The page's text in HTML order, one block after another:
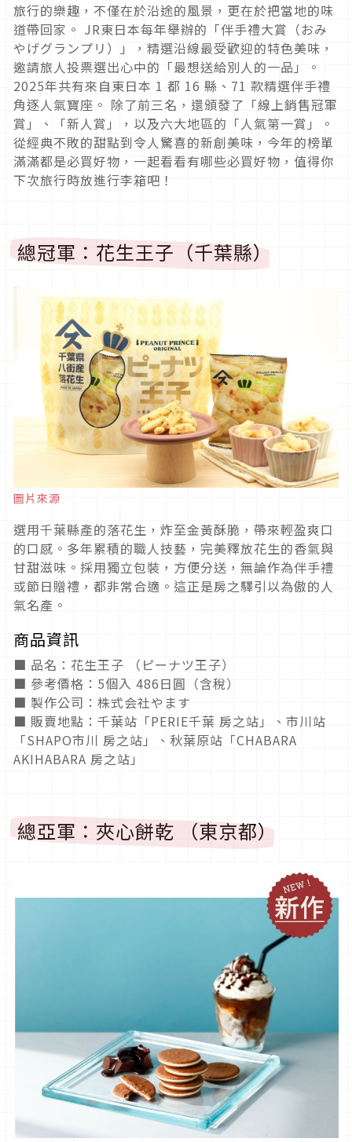
旅行的樂趣，不僅在於沿途的風景，更在於把當地的味
道帶回家。 JR東日本每年舉辦的「伴手禮大賞（おみ
やげグランプリ）」，精選沿線最受歡迎的特色美味，
邀請旅人投票選出心中的「最想送給別人的一品」。
2025年共有來自東日本 1 都 16 縣、71 款精選伴手禮
角逐人氣寶座。 除了前三名，還頒發了「線上銷售冠軍
賞」、「新人賞」，以及六大地區的「人氣第一賞」。
從經典不敗的甜點到令人驚喜的新創美味，今年的榜單
滿滿都是必買好物，一起看看有哪些必買好物，值得你
下次旅行時放進行李箱吧！
總冠軍：花生王子（千葉縣）
圖片來源
選用千葉縣產的落花生，炸至金黃酥脆，帶來輕盈爽口
的口感。多年累積的職人技藝，完美釋放花生的香氣與
甘甜滋味。採用獨立包裝，方便分送，無論作為伴手禮
或節日贈禮，都非常合適。這正是房之驛引以為傲的人
氣名產。
商品資訊
■ 品名：花生王子 （ピーナツ王子）
■ 參考價格：5個入 486日圓（含稅）
■ 製作公司：株式会社やます
■ 販賣地點：千葉站「PERIE千葉 房之站」、市川站
「SHAPO市川 房之站」、秋葉原站「CHABARA
AKIHABARA 房之站」
總亞軍：夾心餅乾 （東京都）